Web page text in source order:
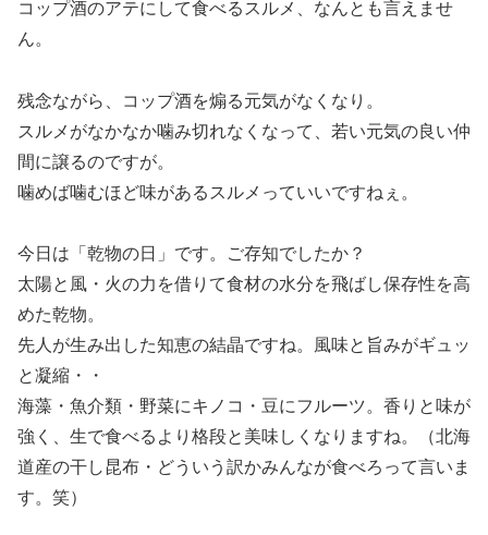
コップ酒のアテにして食べるスルメ、なんとも言えませ
ん。
残念ながら、コップ酒を煽る元気がなくなり。
スルメがなかなか噛み切れなくなって、若い元気の良い仲
間に譲るのですが。
噛めば噛むほど味があるスルメっていいですねぇ。
今日は「乾物の日」です。ご存知でしたか？
太陽と風・火の力を借りて食材の水分を飛ばし保存性を高
めた乾物。
先人が生み出した知恵の結晶ですね。風味と旨みがギュッ
と凝縮・・
海藻・魚介類・野菜にキノコ・豆にフルーツ。香りと味が
強く、生で食べるより格段と美味しくなりますね。（北海
道産の干し昆布・どういう訳かみんなが食べろって言いま
す。笑）